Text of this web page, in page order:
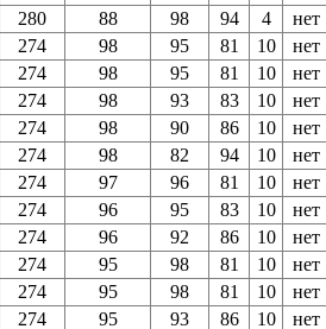
280 88 98 94 4
нет
274 98 95 81 10
нет
274 98 95 81 10
нет
274 98 93 83 10
нет
274 98 90 86 10
нет
274 98 82 94 10
нет
274 97 96 81 10
нет
274 96 95 83 10
нет
274 96 92 86 10
нет
274 95 98 81 10
нет
274 95 98 81 10
нет
274 95 93 86 10 нет